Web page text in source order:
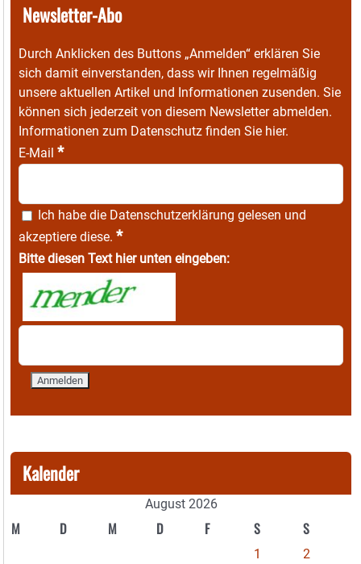
Newsletter-Abo
Durch Anklicken des Buttons „Anmelden“ erklären Sie
sich damit einverstanden, dass wir Ihnen regelmäßig
unsere aktuellen Artikel und Informationen zusenden. Sie
können sich jederzeit von diesem Newsletter abmelden.
Informationen zum Datenschutz finden Sie hier.
E-Mail *
Ich habe die Datenschutzerklärung gelesen und
akzeptiere diese. *
Bitte diesen Text hier unten eingeben:
Kalender
August 2026
M D M D F S S
1
2